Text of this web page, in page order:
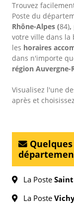
Trouvez
Poste du
Rhône-Alpes (84),
votre ville dans la
les horaires
dans n'importe
région Auvergne-
Visualisez l'une
après et
La Poste
La Poste